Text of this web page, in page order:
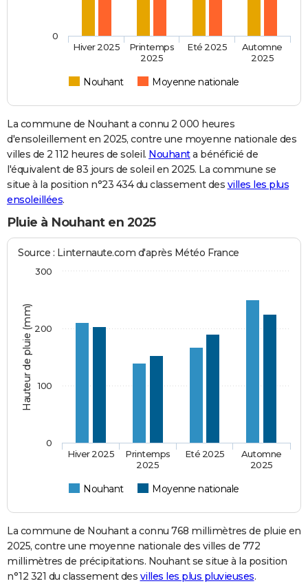
Nouhant Moyenne nationale
Hiver 2025
Printemps
2025
Eté 2025
Automne
2025
0
La commune de Nouhant a connu 2 000 heures
d'ensoleillement en 2025, contre une moyenne nationale des
villes de 2 112 heures de soleil. Nouhanta bénéficié de
l'équivalent de 83 jours de soleil en 2025. La commune se
situe à la position n°23 434 du classement des villes les plus
ensoleillées.
Pluie à Nouhant en 2025
Hauteur de pluie (mm)
Source : Linternaute.com d'après Météo France
Nouhant Moyenne nationale
Hiver 2025
Printemps
2025
Eté 2025
Automne
2025
0
100
200
300
La commune de Nouhant a connu 768 millimètres de pluie en
2025, contre une moyenne nationale des villes de 772
millimètres de précipitations. Nouhant se situe à la position
n°12 321 du classement des villes les plus pluvieuses.